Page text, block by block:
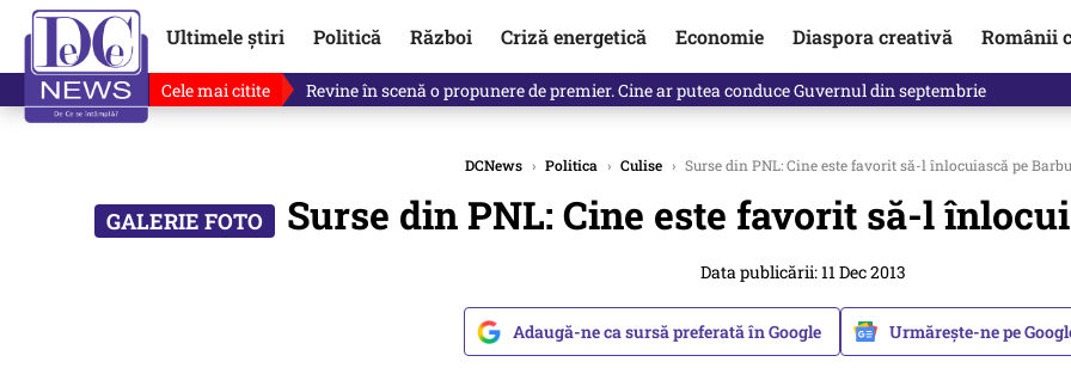
Ultimele știri Politică Război Criză energetică Economie Diaspora creativă Românii
Cele mai citite Revine în scenă o propunere de premier. Cine ar putea conduce Guvernul din septembrie
DCNews › Politica › Culise › Surse din PNL: Cine este favorit să-l înlocuiască pe
Surse din PNL: Cine este favorit să-l
Data publicării: 11 Dec 2013
Adaugă-ne ca sursă preferată în Google Urmărește-ne pe